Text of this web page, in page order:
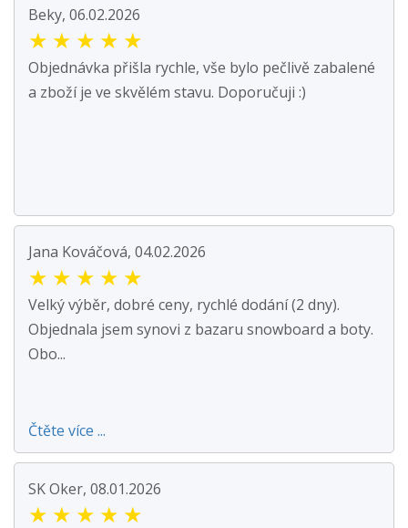
Beky, 06.02.2026
★ ★ ★ ★ ★
Objednávka přišla rychle, vše bylo pečlivě zabalené
a zboží je ve skvělém stavu. Doporučuji :)
Jana Kováčová, 04.02.2026
★ ★ ★ ★ ★
Velký výběr, dobré ceny, rychlé dodání (2 dny).
Objednala jsem synovi z bazaru snowboard a boty.
Obo...
Čtěte více ...
SK Oker, 08.01.2026
★ ★ ★ ★ ★